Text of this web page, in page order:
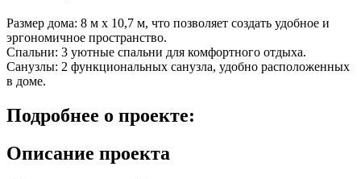
Размер дома: 8 м x 10,7 м, что позволяет создать удобное и
эргономичное пространство.
Спальни: 3 уютные спальни для комфортного отдыха.
Санузлы: 2 функциональных санузла, удобно расположенных
в доме.
Подробнее о проекте:
Описание проекта